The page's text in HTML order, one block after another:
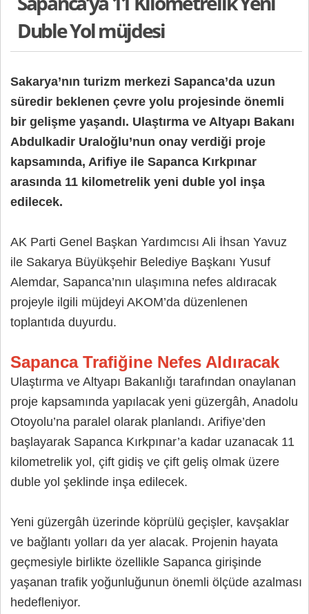
Duble Yol müjdesi
Sakarya’nın turizm merkezi Sapanca’da uzun
süredir beklenen çevre yolu projesinde önemli
bir gelişme yaşandı. Ulaştırma ve Altyapı Bakanı
Abdulkadir Uraloğlu’nun onay verdiği proje
kapsamında, Arifiye ile Sapanca Kırkpınar
arasında 11 kilometrelik yeni duble yol inşa
edilecek.
AK Parti Genel Başkan Yardımcısı Ali İhsan Yavuz
ile Sakarya Büyükşehir Belediye Başkanı Yusuf
Alemdar, Sapanca’nın ulaşımına nefes aldıracak
projeyle ilgili müjdeyi AKOM’da düzenlenen
toplantıda duyurdu.
Sapanca Trafiğine Nefes Aldıracak
Ulaştırma ve Altyapı Bakanlığı tarafından onaylanan
proje kapsamında yapılacak yeni güzergâh, Anadolu
Otoyolu’na paralel olarak planlandı. Arifiye’den
başlayarak Sapanca Kırkpınar’a kadar uzanacak 11
kilometrelik yol, çift gidiş ve çift geliş olmak üzere
duble yol şeklinde inşa edilecek.
Yeni güzergâh üzerinde köprülü geçişler, kavşaklar
ve bağlantı yolları da yer alacak. Projenin hayata
geçmesiyle birlikte özellikle Sapanca girişinde
yaşanan trafik yoğunluğunun önemli ölçüde azalması
hedefleniyor.